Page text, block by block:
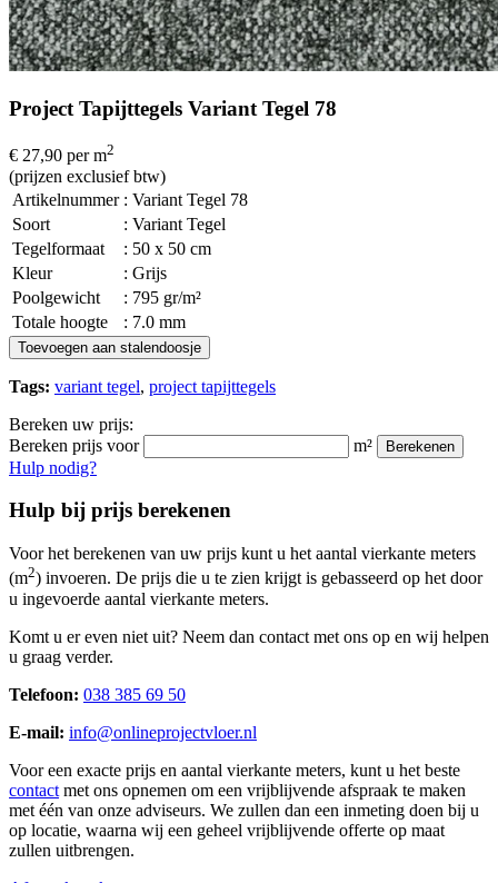
Project Tapijttegels Variant Tegel 78
€ 27,90 per m2
(prijzen exclusief btw)
Artikelnummer : Variant Tegel 78
Soort
: Variant Tegel
Tegelformaat
: 50 x 50 cm
Kleur
: Grijs
Poolgewicht
: 795 gr/m²
Totale hoogte
: 7.0 mm
Toevoegen aan stalendoosje
Tags: variant tegel, project tapijttegels
Bereken uw prijs:
Bereken prijs voor
m² Berekenen
Hulp nodig?
Hulp bij prijs berekenen
Voor het berekenen van uw prijs kunt u het aantal vierkante meters
(m2) invoeren. De prijs die u te zien krijgt is gebasseerd op het door
u ingevoerde aantal vierkante meters.
Komt u er even niet uit? Neem dan contact met ons op en wij helpen
u graag verder.
Telefoon: 038 385 69 50
E-mail: info@onlineprojectvloer.nl
Voor een exacte prijs en aantal vierkante meters, kunt u het beste
contact met ons opnemen om een vrijblijvende afspraak te maken
met één van onze adviseurs. We zullen dan een inmeting doen bij u
op locatie, waarna wij een geheel vrijblijvende offerte op maat
zullen uitbrengen.